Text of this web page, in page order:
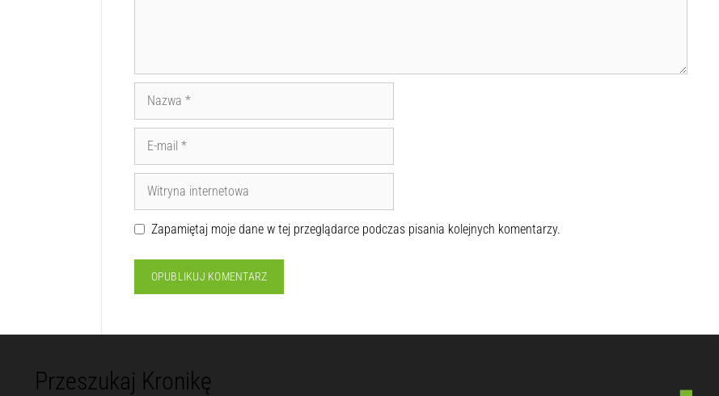
Zapamiętaj moje dane w tej przeglądarce podczas pisania kolejnych komentarzy.
Przeszukaj Kronikę